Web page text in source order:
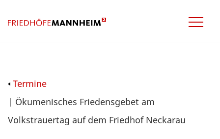
Termine
| Ökumenisches Friedensgebet am
Volkstrauertag auf dem Friedhof Neckarau